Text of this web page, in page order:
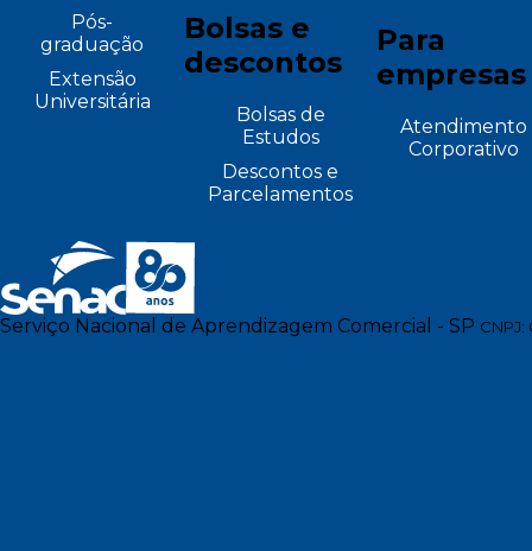
Pós-
graduação
Extensão
Universitária
Bolsas e
descontos
Bolsas de
Estudos
Descontos e
Parcelamentos
Para
empresas
Atendimento
Corporativo
Serviço Nacional de Aprendizagem Comercial - SP